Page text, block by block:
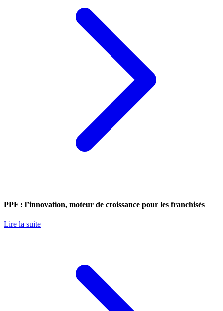
PPF : l’innovation, moteur de croissance pour les franchisés
Lire la suite